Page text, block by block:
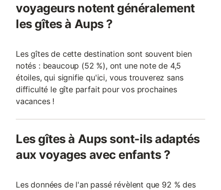
voyageurs notent généralement
les gîtes à Aups ?
Les gîtes de cette destination sont souvent bien
notés : beaucoup (52 %), ont une note de 4,5
étoiles, qui signifie qu'ici, vous trouverez sans
difficulté le gîte parfait pour vos prochaines
vacances !
Les gîtes à Aups sont-ils adaptés
aux voyages avec enfants ?
Les données de l'an passé révèlent que 92 % des